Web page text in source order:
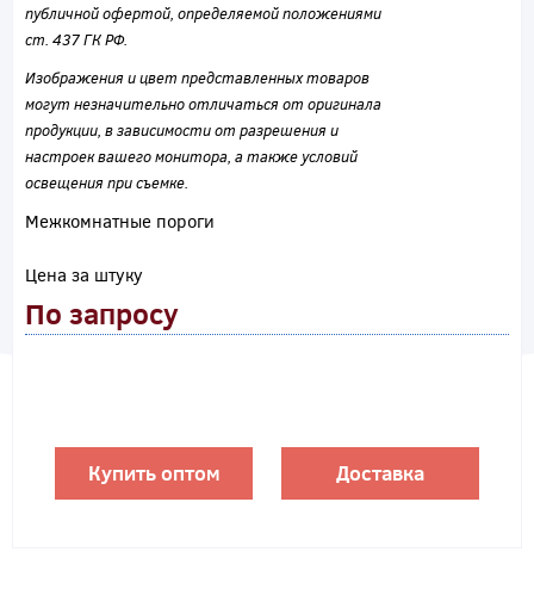
публичной офертой, определяемой положениями
ст. 437 ГК РФ.
Изображения и цвет представленных товаров
могут незначительно отличаться от оригинала
продукции, в зависимости от разрешения и
настроек вашего монитора, а также условий
освещения при съемке.
Межкомнатные пороги
Цена за штуку
По запросу
Купить оптом Доставка